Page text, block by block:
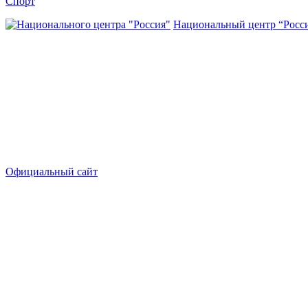
Национальный центр
Официальный сайт